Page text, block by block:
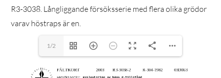
R3-3038. Långliggande försöksserie med flera olika grödor
varav höstraps är en.
1/2